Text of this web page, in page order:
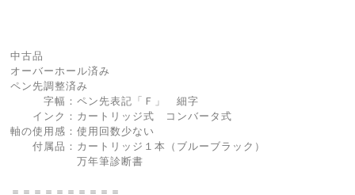
中古品
オーバーホール済み
ペン先調整済み
字幅：ペン先表記「Ｆ」 細字
インク：カートリッジ式 コンバータ式
軸の使用感：使用回数少ない
付属品：カートリッジ１本（ブルーブラック）
万年筆診断書
＝＝＝＝＝＝＝＝＝＝